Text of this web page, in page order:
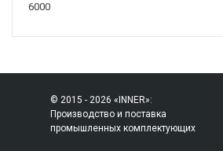
6000
© 2015 - 2026 «INNER»:
Производство и поставка
промышленных комплектующих